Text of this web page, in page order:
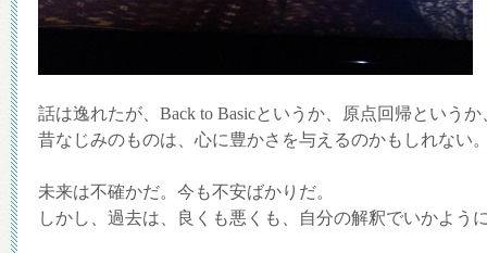
話は逸れたが、Back to Basicというか、原点回帰というか
昔なじみのものは、心に豊かさを与えるのかもしれない
未来は不確かだ。今も不安ばかりだ。
しかし、過去は、良くも悪くも、自分の解釈でいかよう